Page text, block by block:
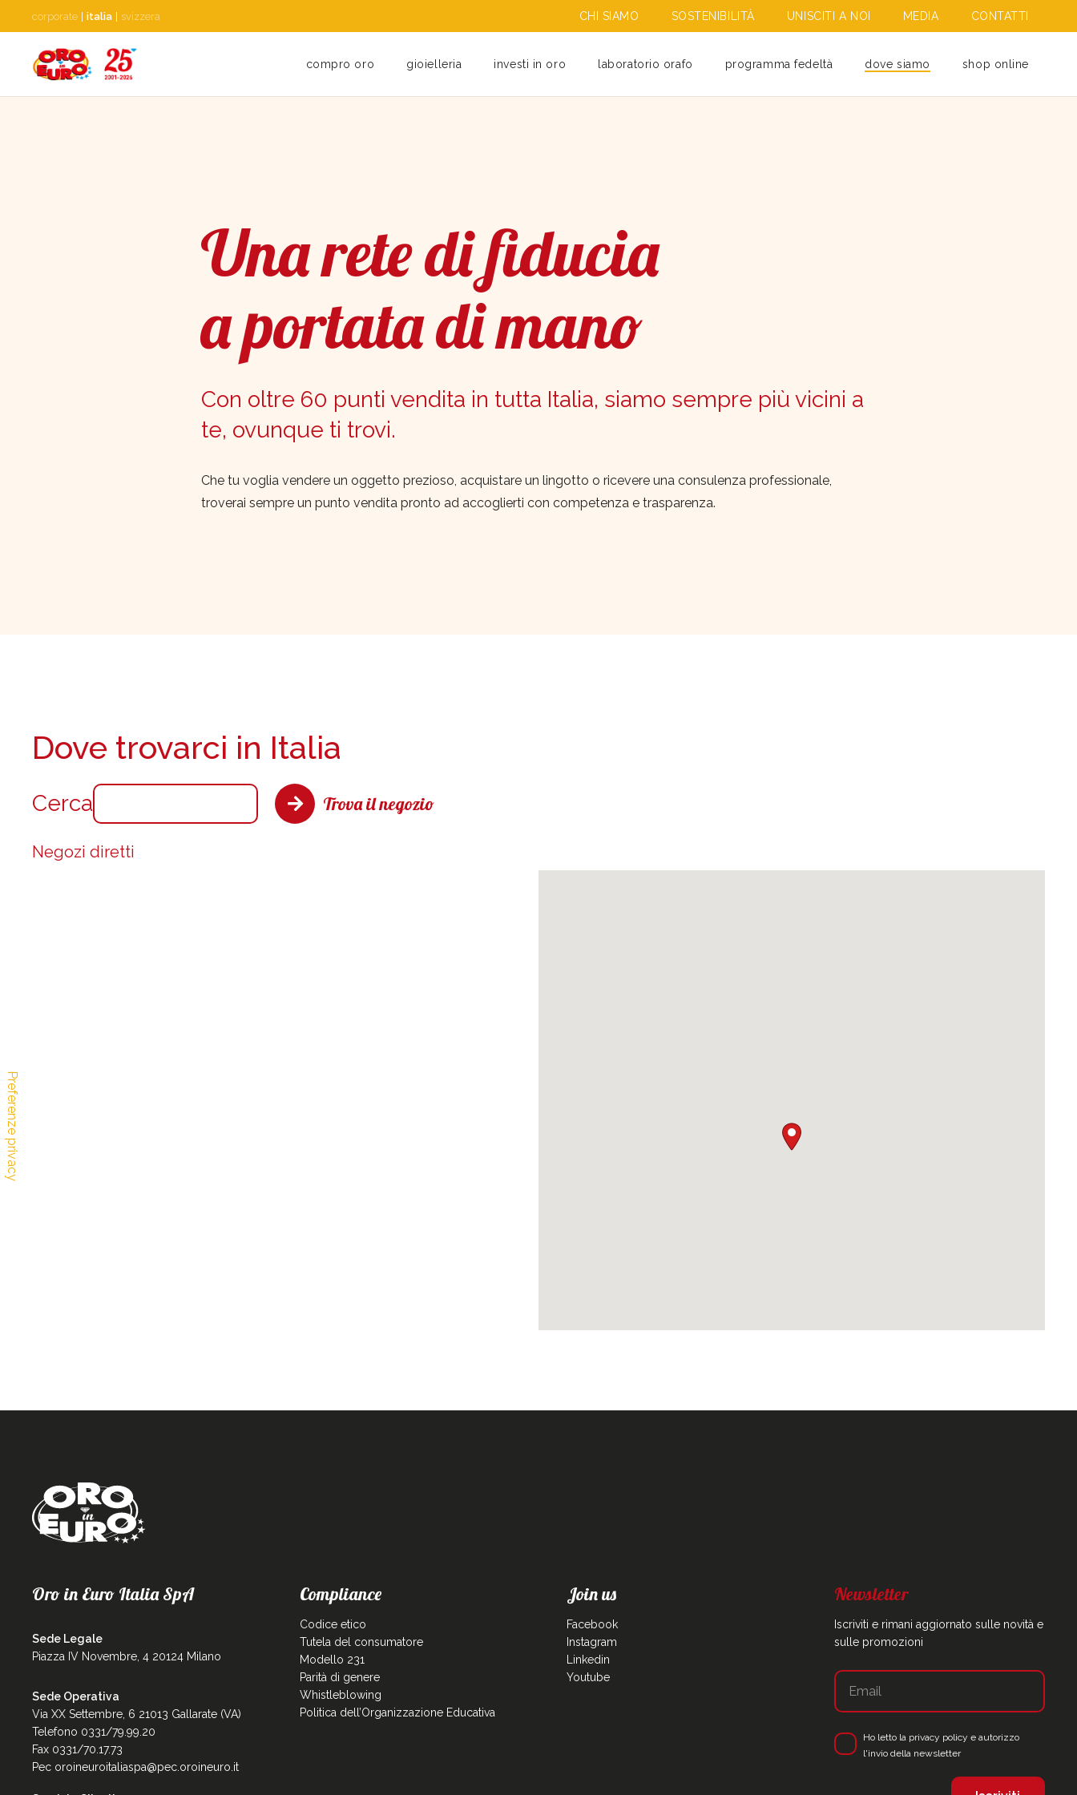
corporate italia svizzera CHI SIAMO SOSTENIBILITÀ UNISCITI A NOI MEDIA CONTATTI
compro oro gioielleria investi in oro laboratorio orafo programma fedeltà dove siamo shop online
Una rete di fiducia
a portata di mano
Con oltre 60 punti vendita in tutta Italia, siamo sempre più vicini a
te, ovunque ti trovi.
Che tu voglia vendere un oggetto prezioso, acquistare un lingotto o ricevere una consulenza professionale,
troverai sempre un punto vendita pronto ad accoglierti con competenza e trasparenza.
Cerca Trova il negozio
Dove trovarci in Italia
Negozi diretti
Oro in Euro Italia SpA
Sede Legale
Piazza IV Novembre, 4 20124 Milano
Sede Operativa
Via XX Settembre, 6 21013 Gallarate (VA)
Telefono 0331/79.99.20
Fax 0331/70.17.73
Pec oroineuroitaliaspa@pec.oroineuro.it
Compliance
Codice etico
Tutela del consumatore
Modello 231
Parità di genere
Whistleblowing
Politica dell’Organizzazione Educativa
Join us
Facebook
Instagram
Linkedin
Youtube
Newsletter
Iscriviti e rimani aggiornato sulle novità e
sulle promozioni
Ho letto la privacy policy e autorizzo
l'invio della newsletter